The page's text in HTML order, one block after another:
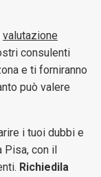
valutazione
consulenti
e ti forniranno
può valere
i tuoi dubbi e
con il
Richiedila